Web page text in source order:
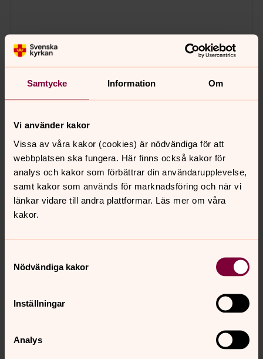
Samtycke Information Om
Vi använder kakor
Vissa av våra kakor (cookies) är nödvändiga för att
webbplatsen ska fungera. Här finns också kakor för
analys och kakor som förbättrar din användarupplevelse,
samt kakor som används för marknadsföring och när vi
länkar vidare till andra plattformar. Läs mer om våra
kakor.
Nödvändiga kakor
Inställningar
Analys